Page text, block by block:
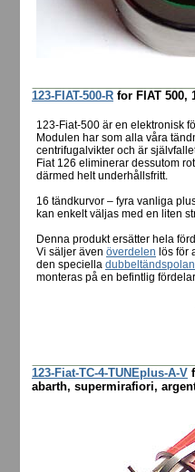
123-FIAT-500-R for FIAT 500,
123-Fiat-500 är en elektronisk
Modulen har som alla våra
centrifugalvikter och är
Fiat 126 eliminerar dessutom
därmed helt underhållsfritt.
16 tändkurvor – fyra vanliga
kan enkelt väljas med en liten
Denna produkt ersätter hela
Vi säljer även överdelen lös för
den speciella dubbeltändspolan
monteras på en befintlig
123-Fiat-TC-4-TUNEplus-A-V
abarth, supermirafiori,